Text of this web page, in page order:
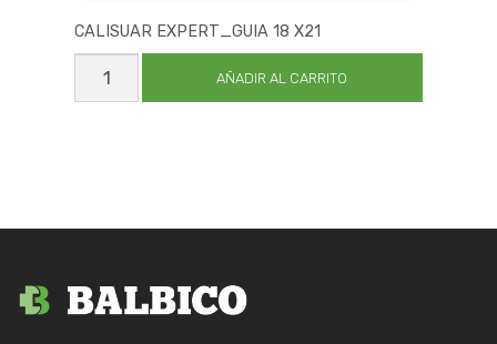
CALISUAR EXPERT_GUIA 18 X21
CALISUAR
EXPERT_GUIA
18
AÑADIR AL CARRITO